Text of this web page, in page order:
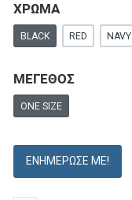
ΧΡΩΜΑ
BLACK RED NAVY
ΜΕΓΕΘΟΣ
ONE SIZE
ΕΝΗΜΈΡΩΣΕ ΜΕ!